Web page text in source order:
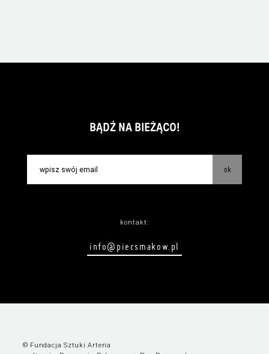
BĄDŹ NA BIEŻĄCO!
ok
kontakt:
info@piecsmakow.pl
© Fundacja Sztuki Arteria